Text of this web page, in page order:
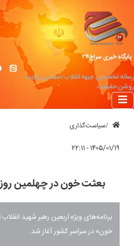
پایگاه خبری سراج۲۴
رسانه تخصصی جبهه انقلاب اسلامی؛ روایت
روشن حقیقت
سیاست‌گذاری
۱۴۰۵/۰۱/۱۹ - ۲۲:۱۱
بعثت خون در چهلمین
برنامه‌های ویژه اربعین رهبر شهید
خون» در سراسر کشور آغاز شد.